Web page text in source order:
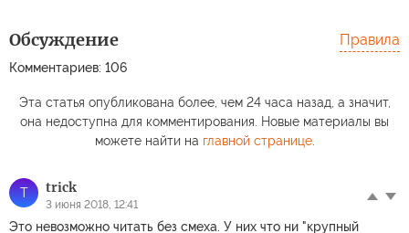
Обсуждение
Комментариев: 106
Правила
Эта статья опубликована более, чем 24 часа назад, а значит,
она недоступна для комментирования. Новые материалы вы
можете найти на главной странице.
T trick
3 июня 2018, 12:41
Это невозможно читать без смеха. У них что ни "крупный